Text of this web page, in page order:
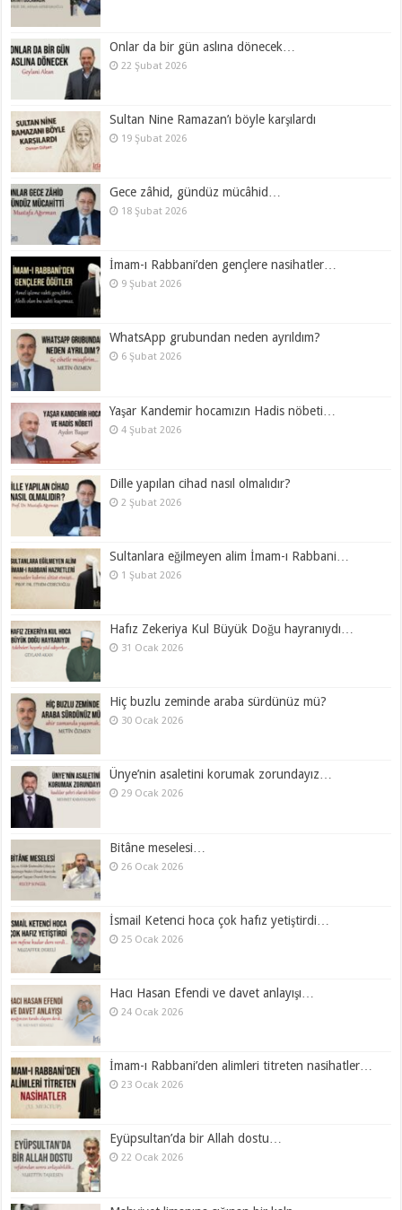
Onlar da bir gün aslına dönecek…
22 Şubat 2026
Sultan Nine Ramazan’ı böyle karşılardı
19 Şubat 2026
Gece zâhid, gündüz mücâhid…
18 Şubat 2026
İmam-ı Rabbani’den gençlere nasihatler…
9 Şubat 2026
WhatsApp grubundan neden ayrıldım?
6 Şubat 2026
Yaşar Kandemir hocamızın Hadis nöbeti…
4 Şubat 2026
Dille yapılan cihad nasıl olmalıdır?
2 Şubat 2026
Sultanlara eğilmeyen alim İmam-ı Rabbani…
1 Şubat 2026
Hafız Zekeriya Kul Büyük Doğu hayranıydı…
31 Ocak 2026
Hiç buzlu zeminde araba sürdünüz mü?
30 Ocak 2026
Ünye’nin asaletini korumak zorundayız…
29 Ocak 2026
Bitâne meselesi…
26 Ocak 2026
İsmail Ketenci hoca çok hafız yetiştirdi…
25 Ocak 2026
Hacı Hasan Efendi ve davet anlayışı…
24 Ocak 2026
İmam-ı Rabbani’den alimleri titreten nasihatler…
23 Ocak 2026
Eyüpsultan’da bir Allah dostu…
22 Ocak 2026